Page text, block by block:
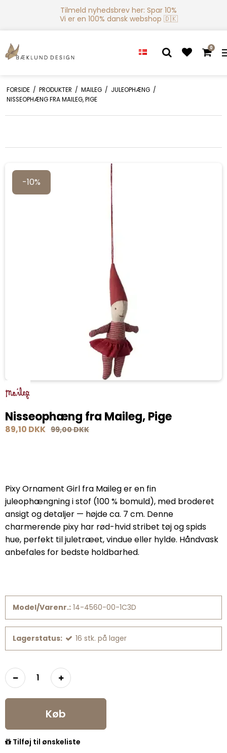
Tilmeld nyhedsbrev her: Spar 10%
Vi er en 100% dansk webshop 🇩🇰
0
FORSIDE / PRODUKTER / MAILEG / JULEOPHÆNG /
NISSEOPHÆNG FRA MAILEG, PIGE
-10%
Nisseophæng fra Maileg, Pige
89,10 DKK 99,00 DKK
Pixy Ornament Girl fra Maileg er en fin
juleophængning i stof (100 % bomuld), med broderet
ansigt og detaljer — højde ca. 7 cm. Denne
charmerende pixy har rød-hvid stribet tøj og spids
hue, perfekt til juletræet, vindue eller hylde. Håndvask
anbefales for bedste holdbarhed.
Model/Varenr.: 14-4560-00-1C3D
Lagerstatus: 16 stk. på lager
Køb
Tilføj til ønskeliste